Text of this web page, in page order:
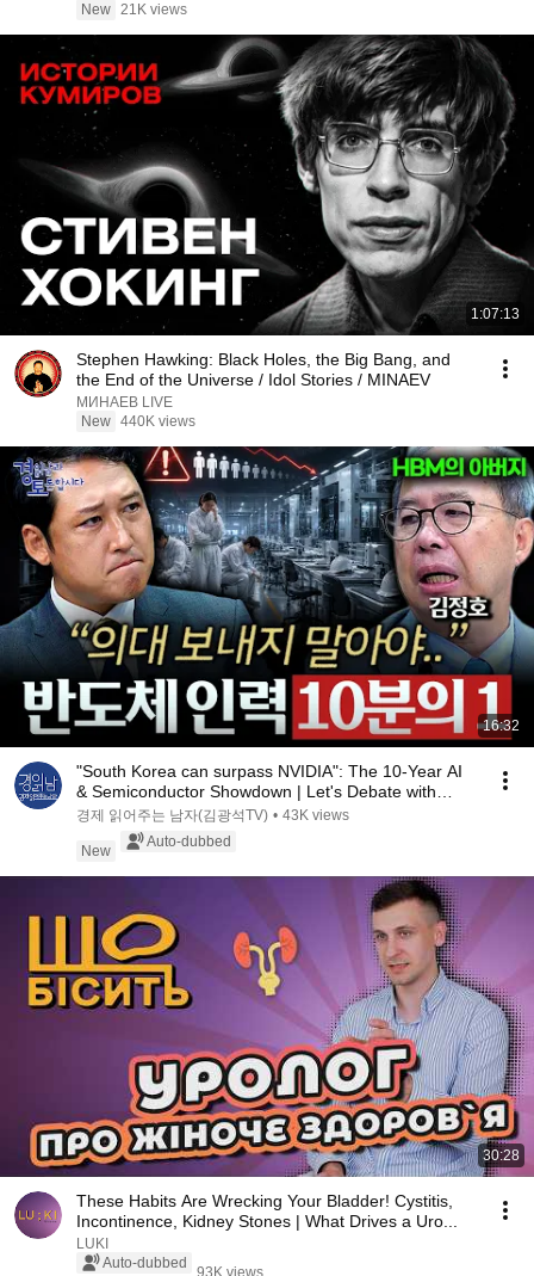
New 21K views
1:07:13
Stephen Hawking: Black Holes, the Big Bang, and
the End of the Universe / Idol Stories / MINAEV
МИНАЕВ LIVE
New 440K views
16:32
"South Korea can surpass NVIDIA": The 10-Year AI
& Semiconductor Showdown | Let's Debate with
Gye...
경제 읽어주는 남자(김광석TV) • 43K views
New
Auto-dubbed
30:28
These Habits Are Wrecking Your Bladder! Cystitis,
Incontinence, Kidney Stones | What Drives a Uro...
LUKI
Auto-dubbed
93K views